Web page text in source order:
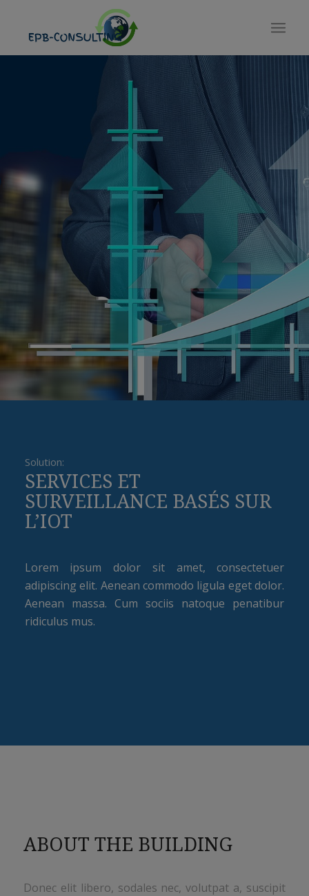
Solution:
SERVICES ET
SURVEILLANCE BASÉS SUR
L’IOT
Lorem ipsum dolor sit amet, consectetuer
adipiscing elit. Aenean commodo ligula eget dolor.
Aenean massa. Cum sociis natoque penatibur
ridiculus mus.
ABOUT THE BUILDING
Donec elit libero, sodales nec, volutpat a, suscipit